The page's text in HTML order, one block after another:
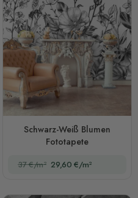
Schwarz-Weiß Blumen
Fototapete
37 €/m² 29,60 €/m²